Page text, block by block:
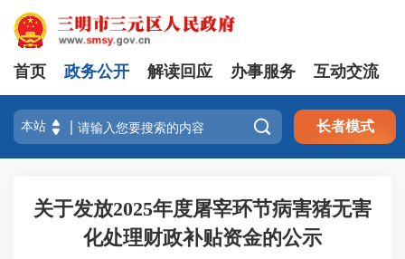
首页 政务公开 解读回应 办事服务 互动交流
 长者模式
关于发放2025年度屠宰环节病害猪无害
化处理财政补贴资金的公示